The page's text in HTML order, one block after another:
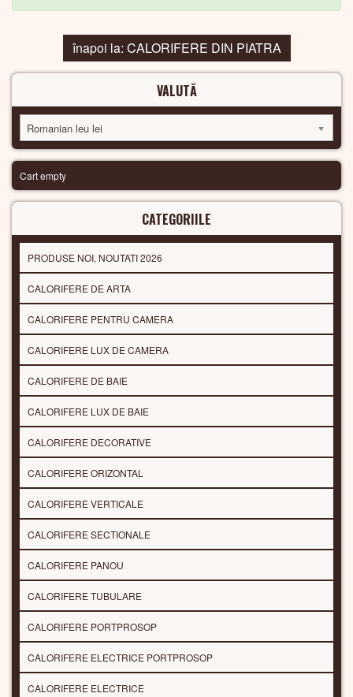
înapoi la: CALORIFERE DIN PIATRA
VALUTĂ
Romanian leu lei
Cart empty
CATEGORIILE
PRODUSE NOI, NOUTATI 2026
CALORIFERE DE ARTA
CALORIFERE PENTRU CAMERA
CALORIFERE LUX DE CAMERA
CALORIFERE DE BAIE
CALORIFERE LUX DE BAIE
CALORIFERE DECORATIVE
CALORIFERE ORIZONTAL
CALORIFERE VERTICALE
CALORIFERE SECTIONALE
CALORIFERE PANOU
CALORIFERE TUBULARE
CALORIFERE PORTPROSOP
CALORIFERE ELECTRICE PORTPROSOP
CALORIFERE ELECTRICE